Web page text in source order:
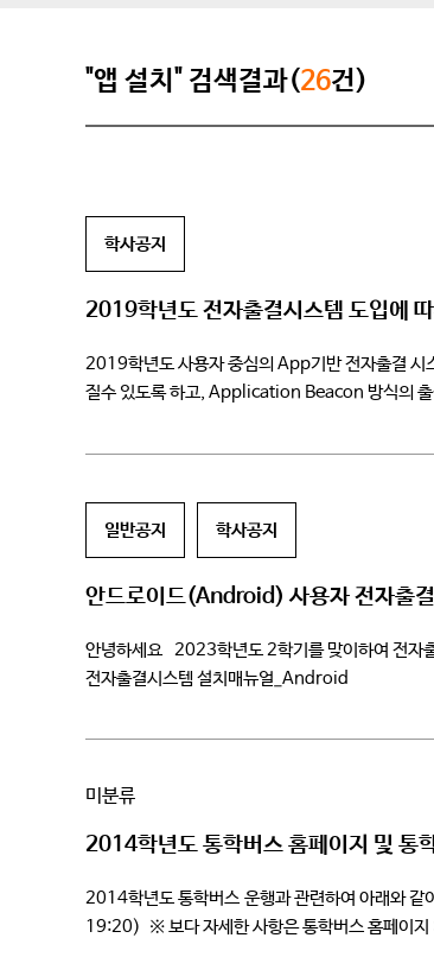
"앱 설치" 검색결과(26건)
학사공지
2019학년도 전자출결시스템 도입에
2019학년도 사용자 중심의 App기반 전자출결 시
질수 있도록 하고, Application Beacon 방식의 출
일반공지 학사공지
안드로이드(Android) 사용자 전자출
안녕하세요 2023학년도 2학기를 맞이하여 전자
전자출결시스템 설치매뉴얼_Android
미분류
2014학년도 통학버스 홈페이지 및 통
2014학년도 통학버스 운행과 관련하여 아래와
19:20) ※ 보다 자세한 사항은 통학버스 홈페이